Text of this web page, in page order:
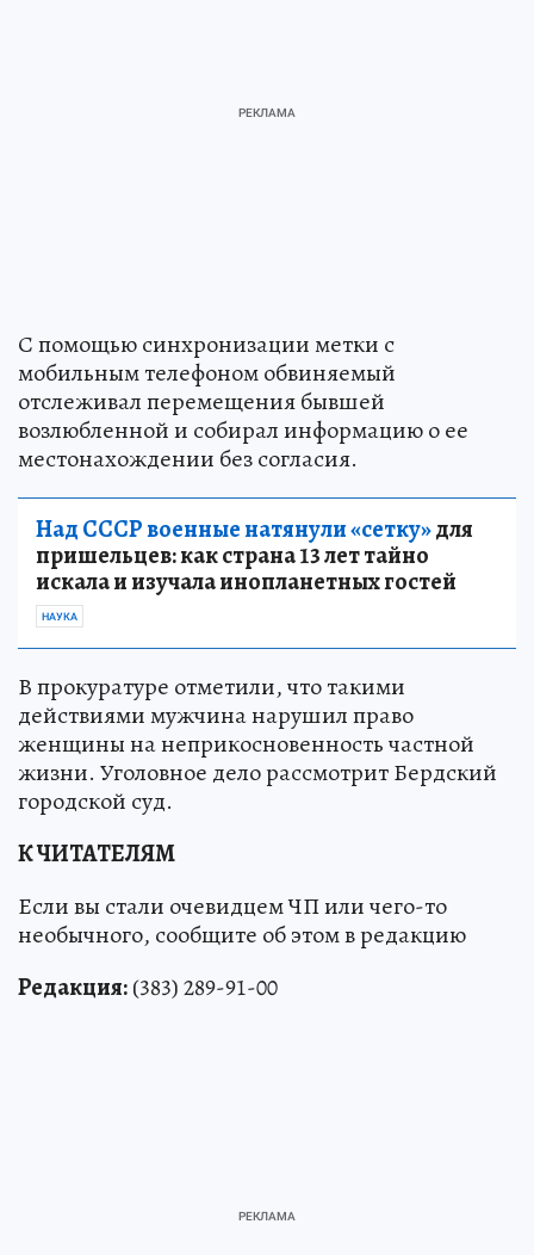
С помощью синхронизации метки с
мобильным телефоном обвиняемый
отслеживал перемещения бывшей
возлюбленной и собирал информацию о ее
местонахождении без согласия.
Над СССР военные натянули «сетку»для
пришельцев: как страна 13 лет тайно
искала и изучала инопланетных гостей
НАУКА
В прокуратуре отметили, что такими
действиями мужчина нарушил право
женщины на неприкосновенность частной
жизни. Уголовное дело рассмотрит Бердский
городской суд.
К ЧИТАТЕЛЯМ
Если вы стали очевидцем ЧП или чего-то
необычного, сообщите об этом в редакцию
Редакция:(383) 289-91-00